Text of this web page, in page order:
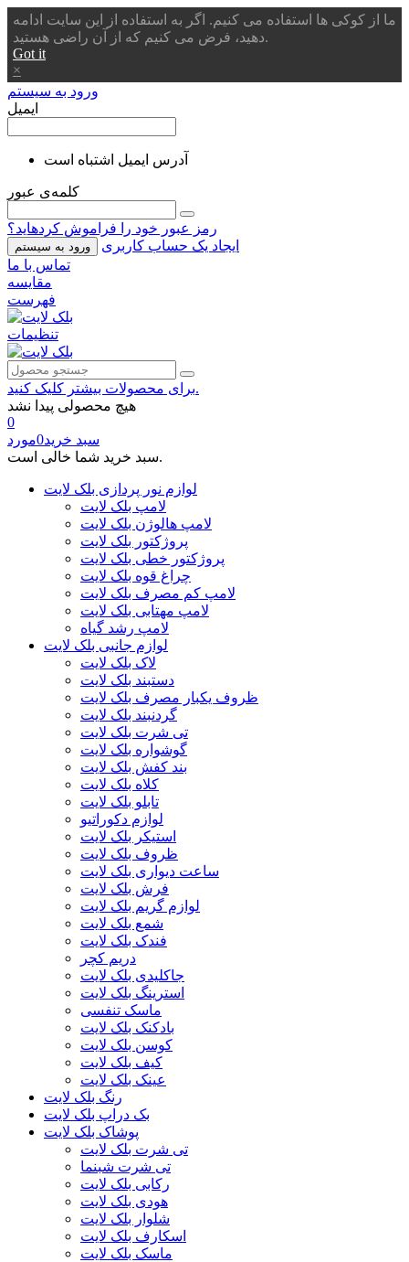
ما از کوکی ها استفاده می کنیم. اگر به استفاده از این سایت ادامه
دهید، فرض می کنیم که از آن راضی هستید.
Got it
×
ورود به سیستم
ایمیل
آدرس ایمیل اشتباه است
کلمه‌ی عبور
رمز عبور خود را فراموش کردهاید؟
ورود به سیستم
ایجاد یک حساب کاربری
تماس با ما
مقایسه
فهرست
تنظیمات
برای محصولات بیشتر کلیک کنید.
هیچ محصولی پیدا نشد
0
سبد خرید0مورد
سبد خرید شما خالی است.
لوازم نور پردازی بلک لایت
لامپ بلک لایت
لامپ هالوژن بلک لایت
پروژکتور بلک لایت
پروژکتور خطی بلک لایت
چراغ قوه بلک لایت
لامپ کم مصرف بلک لایت
لامپ مهتابی بلک لایت
لامپ رشد گیاه
لوازم جانبی بلک لایت
لاک بلک لایت
دستبند بلک لایت
ظروف یکبار مصرف بلک لایت
گردنبند بلک لایت
تی شرت بلک لایت
گوشواره بلک لایت
بند کفش بلک لایت
کلاه بلک لایت
تابلو بلک لایت
لوازم دکوراتیو
استیکر بلک لایت
ظروف بلک لایت
ساعت دیواری بلک لایت
فرش بلک لایت
لوازم گریم بلک لایت
شمع بلک لایت
فندک بلک لایت
دریم کچر
جاکلیدی بلک لایت
استرینگ بلک لایت
ماسک تنفسی
بادکنک بلک لایت
کوسن بلک لایت
کیف بلک لایت
عینک بلک لایت
رنگ بلک لایت
بک دراپ بلک لایت
پوشاک بلک لایت
تی شرت بلک لایت
تی شرت شبنما
رکابی بلک لایت
هودی بلک لایت
شلوار بلک لایت
اسکارف بلک لایت
ماسک بلک لایت